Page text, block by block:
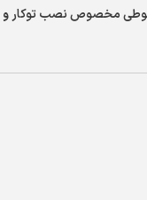
مخصوص نصب توکار و